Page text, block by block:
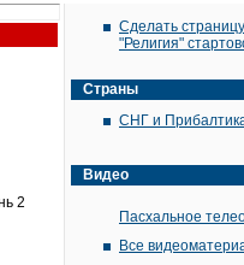
2
Сделать страницу
"Религия"
Страны
СНГ и
Видео
Пасхальное
Все